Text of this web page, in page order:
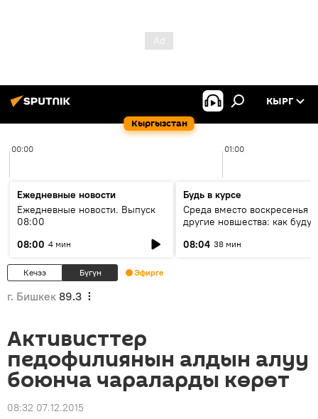
Кыргызстан
КЫРГ
00:00 01:00
Ежедневные новости
Ежедневные новости. Выпуск
08:00
08:00 4 мин
Будь в курсе
Среда вместо воскресенья и
другие новшества: как будут
08:04 38 мин
Кечээ Бүгүн Эфирге
г. Бишкек 89.3
Активисттер
педофилиянын алдын алуу
боюнча чараларды көрөт
08:32 07.12.2015